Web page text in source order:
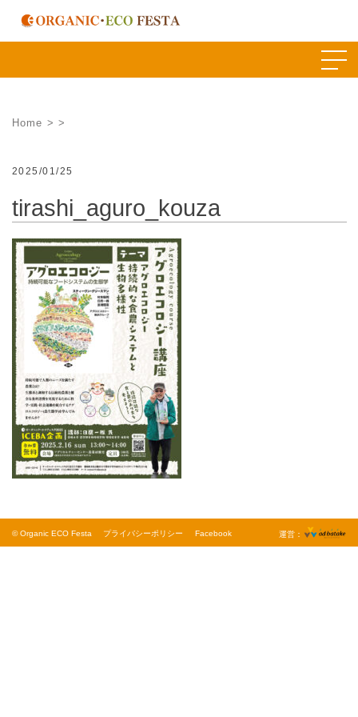
Skip
Home > >
2025/01/25
tirashi_aguro_kouza
運営：
Facebook
プライバシーポリシー
© Organic ECO Festa